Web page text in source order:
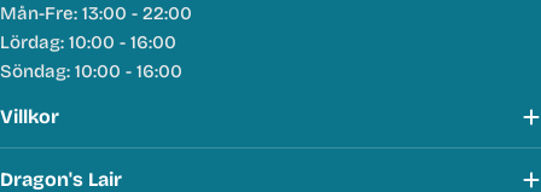
Mån-Fre: 13:00 - 22:00
Lördag: 10:00 - 16:00
Söndag: 10:00 - 16:00
Villkor
Dragon's Lair